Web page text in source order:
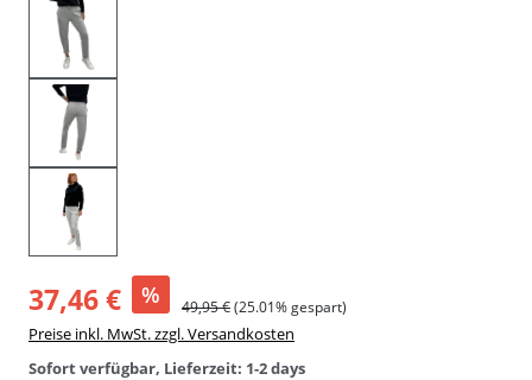
37,46 € % 49,95 €(25.01% gespart)
Preise inkl. MwSt. zzgl. Versandkosten
Sofort verfügbar, Lieferzeit: 1-2 days